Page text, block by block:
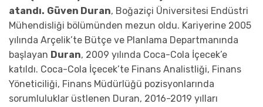
atandı. Güven Duran, Boğaziçi Üniversitesi Endüstri
Mühendisliği bölümünden mezun oldu. Kariyerine 2005
yılında Arçelik’te Bütçe ve Planlama Departmanında
başlayan Duran, 2009 yılında Coca-Cola İçecek’e
katıldı. Coca-Cola İçecek’te Finans Analistliği, Finans
Yöneticiliği, Finans Müdürlüğü pozisyonlarında
sorumluluklar üstlenen Duran, 2016-2019 yılları